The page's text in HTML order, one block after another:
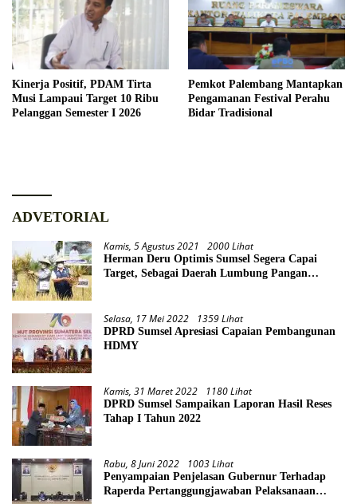
Kinerja Positif, PDAM Tirta
Musi Lampaui Target 10 Ribu
Pelanggan Semester I 2026
Pemkot Palembang Mantapkan
Pengamanan Festival Perahu
Bidar Tradisional
ADVETORIAL
Kamis, 5 Agustus 2021 2000 Lihat
Herman Deru Optimis Sumsel Segera Capai
Target, Sebagai Daerah Lumbung Pangan
Selasa, 17 Mei 2022 1359 Lihat
DPRD Sumsel Apresiasi Capaian Pembangunan
HDMY
Kamis, 31 Maret 2022 1180 Lihat
DPRD Sumsel Sampaikan Laporan Hasil Reses
Tahap I Tahun 2022
Rabu, 8 Juni 2022 1003 Lihat
Penyampaian Penjelasan Gubernur Terhadap
Raperda Pertanggungjawaban Pelaksanaan